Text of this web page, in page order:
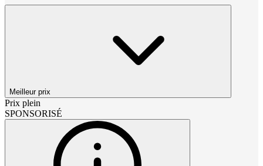
Meilleur prix
Prix plein
SPONSORISÉ